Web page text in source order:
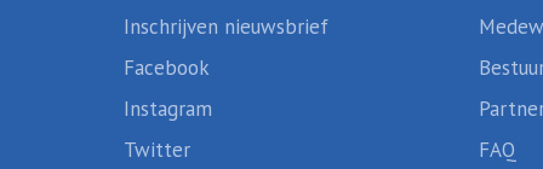
Inschrijven nieuwsbrief
Facebook
Instagram
Twitter
FAQ